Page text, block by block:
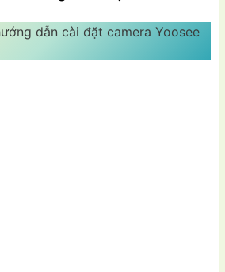
dẫn cài đặt camera Yoosee